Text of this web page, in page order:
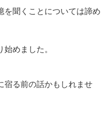
を聞くことについては諦め
めました。
宿る前の話かもしれませ